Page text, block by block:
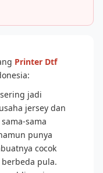
Printer Dtf
jadi
jersey dan
sama
punya
cocok
pula.